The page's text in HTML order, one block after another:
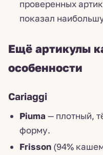
проверенных
показал
Ещё артикулы
особенности
Cariaggi
Piuma — плотный,
форму.
Frisson (94%